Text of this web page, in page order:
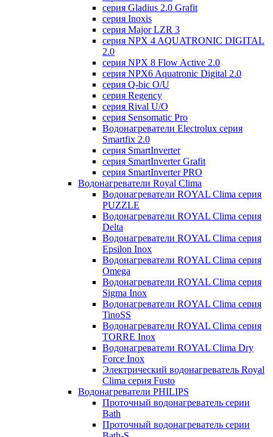
серия Gladius 2.0 Grafit
серия Inoxis
серия Major LZR 3
серия NPX 4 AQUATRONIC DIGITAL
2.0
серия NPX 8 Flow Active 2.0
серия NPX6 Aquatronic Digital 2.0
серия Q-bic O/U
серия Regency
серия Rival U/О
серия Sensomatic Pro
Водонагреватели Electrolux серия
Smartfix 2.0
серия SmartInverter
серия SmartInverter Grafit
серия SmartInverter PRO
Водонагреватели Royal Clima
Водонагреватели ROYAL Clima серия
PUZZLE
Водонагреватели ROYAL Clima серия
Delta
Водонагреватели ROYAL Clima серия
Epsilon Inox
Водонагреватели ROYAL Clima серия
Omega
Водонагреватели ROYAL Clima серия
Sigma Inox
Водонагреватели ROYAL Clima серия
TinoSS
Водонагреватели ROYAL Clima серия
TORRE Inox
Водонагреватели ROYAL Clima Dry
Force Inox
Электрический водонагреватель Royal
Clima серия Fusto
Водонагреватели PHILIPS
Проточный водонагреватель серии
Bath
Проточный водонагреватель серии